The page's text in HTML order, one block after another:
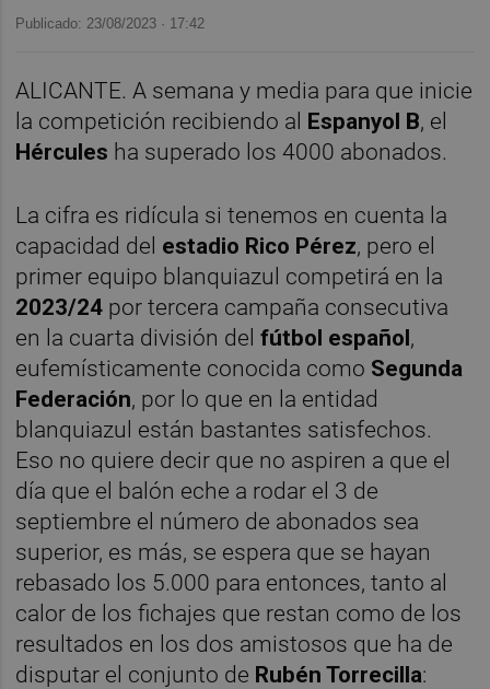
Publicado: 23/08/2023 · 17:42
ALICANTE. A semana y media para que inicie
la competición recibiendo al
Espanyol B, el
Hércules ha superado los 4000 abonados.
La cifra es ridícula si tenemos en cuenta la
capacidad del estadio Rico Pérez, pero el
primer equipo blanquiazul competirá en la
2023/24 por tercera campaña consecutiva
en la cuarta división delfútbol español,
eufemísticamente conocida como Segunda
Federación, por lo que en la entidad
blanquiazul están bastantes satisfechos.
Eso no quiere decir que no aspiren a que el
día que el balón eche a rodar el 3 de
septiembre el número de abonados sea
superior, es más, se espera que se hayan
rebasado los 5.000 para entonces, tanto al
calor de los fichajes que restan como de los
resultados en los dos amistosos que ha de
disputar el conjunto de Rubén Torrecilla: